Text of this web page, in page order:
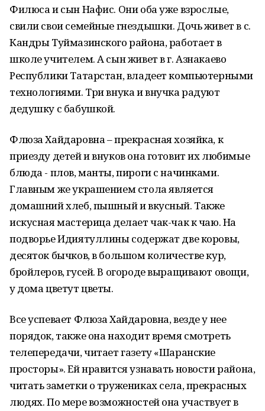
Филюса и сын Нафис. Они оба уже взрослые,
свили свои семейные гнездышки. Дочь живет в с.
Кандры Туймазинского района, работает в
школе учителем. А сын живет в г. Азнакаево
Республики Татарстан, владеет компьютерными
технологиями. Три внука и внучка радуют
дедушку с бабушкой.
Флюза Хайдаровна – прекрасная хозяйка, к
приезду детей и внуков она готовит их любимые
блюда - плов, манты, пироги с начинками.
Главным же украшением стола является
домашний хлеб, пышный и вкусный. Также
искусная мастерица делает чак-чак к чаю. На
подворье Идиятуллины содержат две коровы,
десяток бычков, в большом количестве кур,
бройлеров, гусей. В огороде выращивают овощи,
у дома цветут цветы.
Все успевает Флюза Хайдаровна, везде у нее
порядок, также она находит время смотреть
телепередачи, читает газету «Шаранские
просторы». Ей нравится узнавать новости района,
читать заметки о тружениках села, прекрасных
людях. По мере возможностей она участвует в